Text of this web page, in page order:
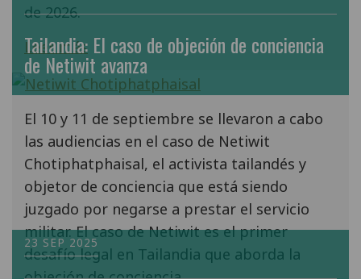
de 2026.
Leer más
Tailandia: El caso de objeción de conciencia
de Netiwit avanza
El 10 y 11 de septiembre se llevaron a cabo
las audiencias en el caso de Netiwit
Chotiphatphaisal, el activista tailandés y
objetor de conciencia que está siendo
juzgado por negarse a prestar el servicio
militar. El caso de Netiwit es el primer
desafío legal en Tailandia que aborda la
23 SEP 2025